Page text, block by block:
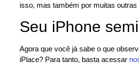
isso, mas também por muitas
Seu iPhone
Agora que você já sabe o que
iPlace? Para tanto, basta acessar